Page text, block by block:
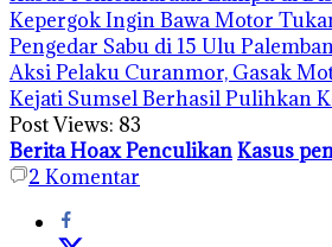
Kepergok Ingin Bawa Motor
Pengedar Sabu di 15 Ulu
Aksi Pelaku Curanmor, Gasak
Kejati Sumsel Berhasil Pulihkan
Post Views: 83
Berita Hoax PenculikanKasus
2 Komentar